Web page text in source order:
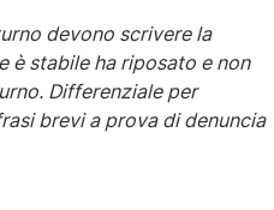
devono scrivere la
è stabile ha riposato e non
Differenziale per
brevi a prova di denuncia